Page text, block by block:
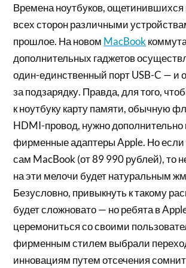
Времена ноутбуков, ощетинившихся
всех сторон различными
прошлое. На новом MacBook
дополнительных гаджетов
один-единственный порт USB-C — и
за подзарядку. Правда, для того,
к ноутбуку карту памяти, обычную
HDMI-провод, нужно дополнительно
фирменные адаптеры Apple. Но если
сам MacBook (от 89 990 рублей), то
на эти мелочи будет натуральным
Безусловно, привыкнуть к такому
будет сложновато — но ребята в
церемониться со своими
фирменным стилем выбрали
инновациям путем отсечения